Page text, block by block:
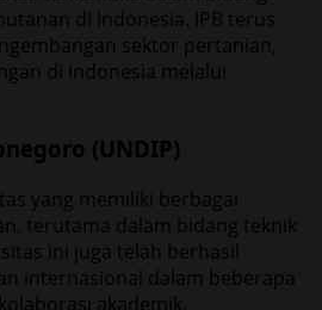
di Indonesia. IPB terus
sektor pertanian,
di Indonesia melalui
(UNDIP)
yang memiliki berbagai
terutama dalam bidang teknik
ini juga telah berhasil
internasional dalam beberapa
akademik.